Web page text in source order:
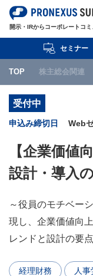
開示・IRからコーポレートコ
決算・開示関連
IR関連
WEB
お知らせ
TOP 株主総会関連
セミナー
【企業価値
設計・導入
～役員のモチベー
現し、企業価値向
レンドと設計の要
受付中
申込み締切日 Web
経理財務 人事